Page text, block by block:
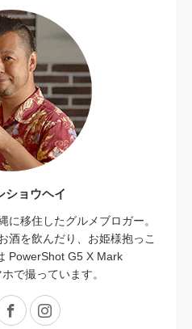
ショウヘイ
に移住したグルメブロガー。
酒を飲んだり、お姫様抱っこ
PowerShot G5 X Mark
で撮っています。
FacebookInstagram